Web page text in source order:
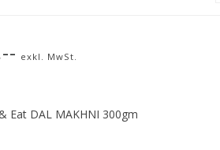
exkl. MwSt.
Eat DAL MAKHNI 300gm